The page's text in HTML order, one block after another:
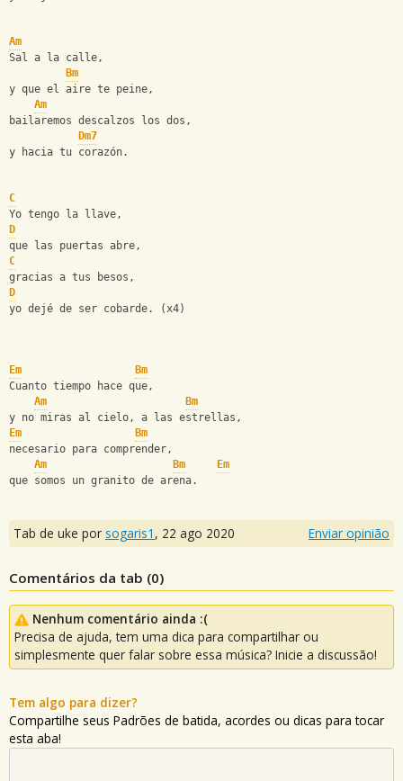
Am
Sal a la calle,
Bm
y que el aire te peine,
Am
bailaremos descalzos los dos,
Dm7
y hacia tu corazón.
C
Yo tengo la llave,
D
que las puertas abre,
C
gracias a tus besos,
D
yo dejé de ser cobarde. (x4)
Em
Bm
Cuanto tiempo hace que,
Am
Bm
y no miras al cielo, a las estrellas,
Em
Bm
necesario para comprender,
Am
Bm
Em
que somos un granito de arena.
Tab de uke por sogaris1 , 22 ago 2020 Enviar opinião
Comentários da tab (0)
Nenhum comentário ainda :(
Precisa de ajuda, tem uma dica para compartilhar ou
simplesmente quer falar sobre essa música? Inicie a discussão!
Tem algo para dizer?
Compartilhe seus Padrões de batida, acordes ou dicas para tocar
esta aba!